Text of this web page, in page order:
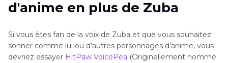
d'anime en plus de Zuba
Si vous êtes fan de la voix de Zuba et que vous souhaitez
sonner comme lui ou d'autres personnages d'anime, vous
devriez essayer HitPaw VoicePea (Originellement nommé